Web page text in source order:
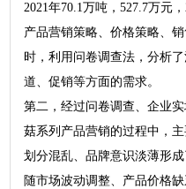
2021年70.1万吨，527.7万元
产品营销策略、价格策略、
时，利用问卷调查法，分析
道、促销等方面的需求。
第二，经过问卷调查、企业
菇系列产品营销的过程中，
划分混乱、品牌意识淡薄形
随市场波动调整、产品价格